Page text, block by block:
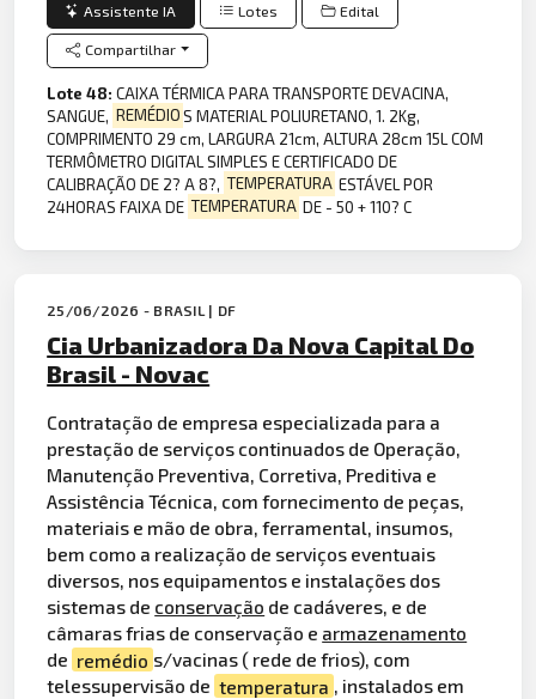
Assistente IA Lotes Edital
Compartilhar
Lote 48:CAIXA TÉRMICA PARA TRANSPORTE DEVACINA,
SANGUE, REMÉDIOS MATERIAL POLIURETANO, 1. 2Kg,
COMPRIMENTO 29 cm, LARGURA 21cm, ALTURA 28cm 15L COM
TERMÔMETRO DIGITAL SIMPLES E CERTIFICADO DE
CALIBRAÇÃO DE 2? A 8?, TEMPERATURA ESTÁVEL POR
24HORAS FAIXA DE TEMPERATURA DE - 50 + 110? C
25/06/2026 - BRASIL | DF
Cia Urbanizadora Da Nova Capital Do
Brasil - Novac
Contratação de empresa especializada para a
prestação de serviços continuados de Operação,
Manutenção Preventiva, Corretiva, Preditiva e
Assistência Técnica, com fornecimento de peças,
materiais e mão de obra, ferramental, insumos,
bem como a realização de serviços eventuais
diversos, nos equipamentos e instalações dos
sistemas de conservação de cadáveres, e de
câmaras frias de conservação e armazenamento
de remédio s/vacinas ( rede de frios), com
telessupervisão de temperatura , instalados em